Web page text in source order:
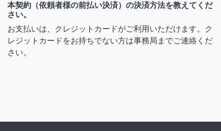
本契約（依頼者様の前払い決済）の決済方法を教えてくだ
さい。
お支払いは、クレジットカードがご利用いただけます。ク
レジットカードをお持ちでない方は事務局までご連絡くだ
さい。